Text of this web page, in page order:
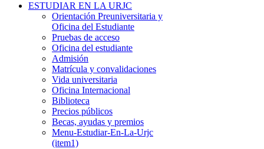
ESTUDIAR EN LA URJC
Orientación Preuniversitaria y
Oficina del Estudiante
Pruebas de acceso
Oficina del estudiante
Admisión
Matrícula y convalidaciones
Vida universitaria
Oficina Internacional
Biblioteca
Precios públicos
Becas, ayudas y premios
Menu-Estudiar-En-La-Urjc
(item1)